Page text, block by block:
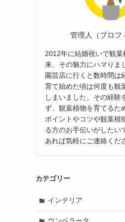
管理人（プロフ
2012年に結婚祝いで観葉
来、その魅力にハマりま
園芸店に行くと数時間は
育て始めた頃は何度も観
しまいました。その経験
ず、観葉植物を育てるた
ポイントやコツや観葉植
る方のお手伝いがしたい
あれば気軽にご連絡くだ
カテゴリー
インテリア